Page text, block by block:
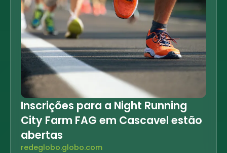
Inscrições para a Night Running
City Farm FAG em Cascavel estão
abertas
redeglobo.globo.com